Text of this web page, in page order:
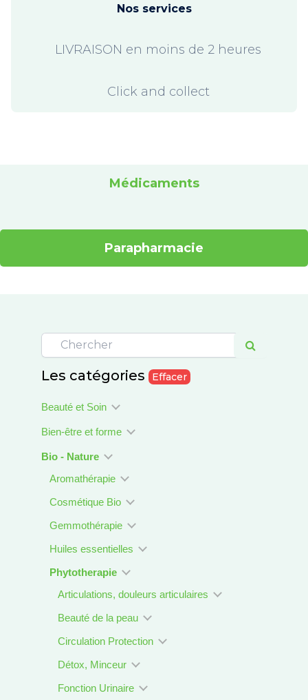
Nos services
LIVRAISON en moins de 2 heures
Click and collect
Médicaments
Parapharmacie
Les catégories Effacer
Beauté et Soin
Bien-être et forme
Bio - Nature
Aromathérapie
Cosmétique Bio
Gemmothérapie
Huiles essentielles
Phytotherapie
Articulations, douleurs articulaires
Beauté de la peau
Circulation Protection
Détox, Minceur
Fonction Urinaire